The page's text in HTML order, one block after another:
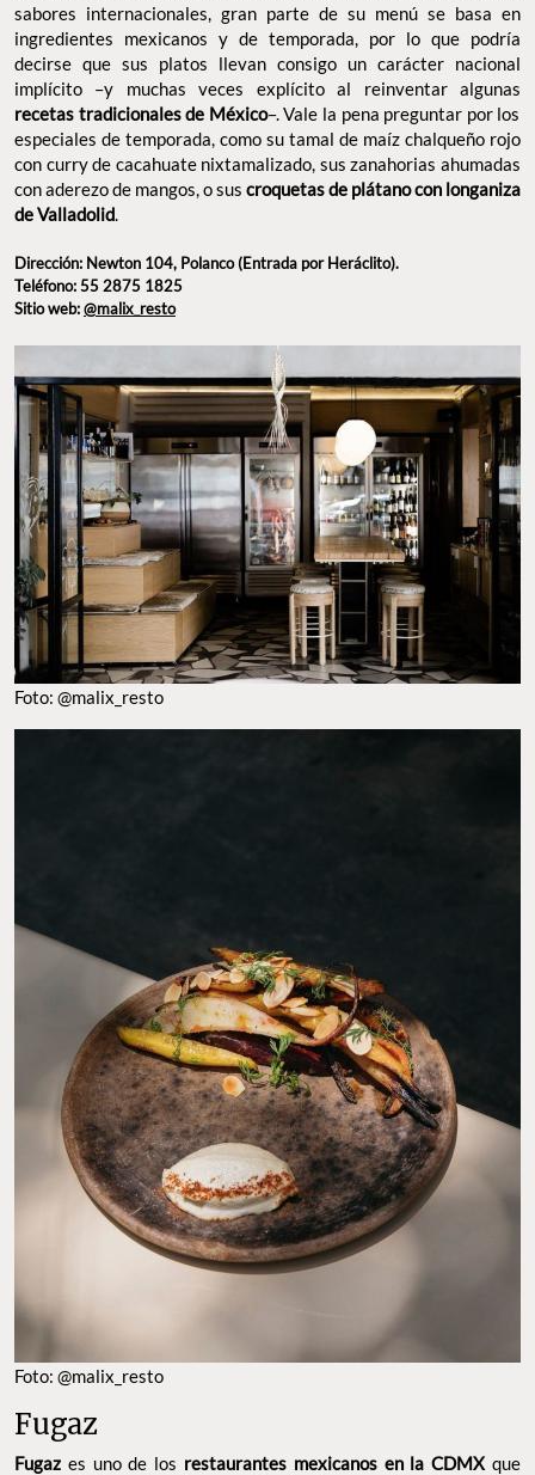
sabores internacionales, gran parte de su menú se basa en
ingredientes mexicanos y de temporada, por lo que podría
decirse que sus platos llevan consigo un carácter nacional
implícito –y muchas veces explícito al reinventar algunas
recetas tradicionales de México–. Vale la pena preguntar por los
especiales de temporada, como su tamal de maíz chalqueño rojo
con curry de cacahuate nixtamalizado, sus zanahorias ahumadas
con aderezo de mangos, o sus croquetas de plátano con longaniza
de Valladolid
Dirección: Newton 104, Polanco (Entrada por Heráclito).
Teléfono: 55 2875 1825
Sitio web:@malix_resto
Foto: @malix_resto
Foto: @malix_resto
Fugaz
Fugaz es uno de los restaurantes mexicanos en la CDMX que